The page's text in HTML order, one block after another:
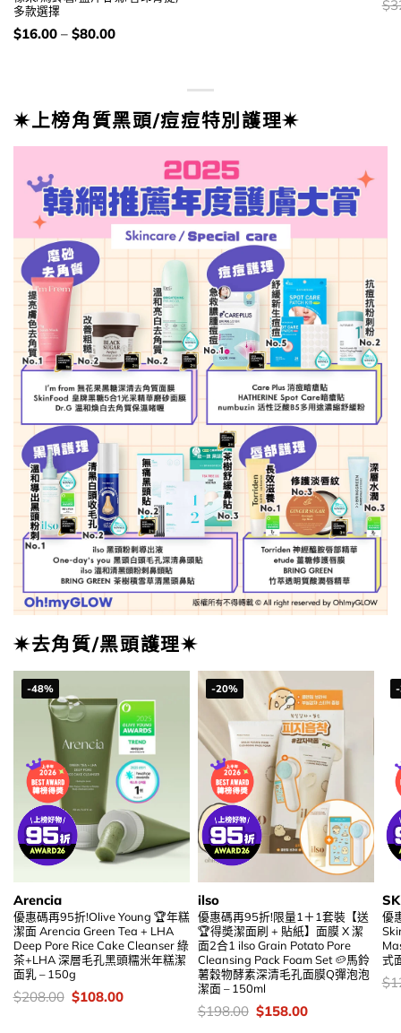
多款選擇
價
錢：
$16.00– $80.00
價
錢
$
✷上榜角質黑頭/痘痘特別護理✷
✷去角質/黑頭護理✷
-48%
Arencia
優惠碼再95折!Olive Young 🏆年糕
潔面 Arencia Green Tea + LHA
Deep Pore Rice Cake Cleanser 綠
茶+LHA 深層毛孔黑頭糯米年糕潔
面乳 – 150g
價
$208.00 Original
$108.00Current
-20%
ilso
優惠碼再95折!限量1＋1套裝【送
🏆得奬潔面刷 + 貼紙】面膜 X 潔
面2合1 ilso Grain Potato Pore
Cleansing Pack Foam Set 🥔馬鈴
薯穀物酵素深清毛孔面膜Q彈泡泡
潔面 – 150ml
價
$198.00 Original
$158.00Current
優
式
價
$